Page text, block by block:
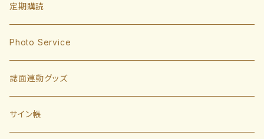
投手
東浜巨
有原航平
捕手
甲斐拓也
海野隆司
内野手
川瀬晃
外野手
定期購読
Photo Service
誌面連動グッズ
サイン帳